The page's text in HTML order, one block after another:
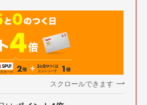
スクロールできます